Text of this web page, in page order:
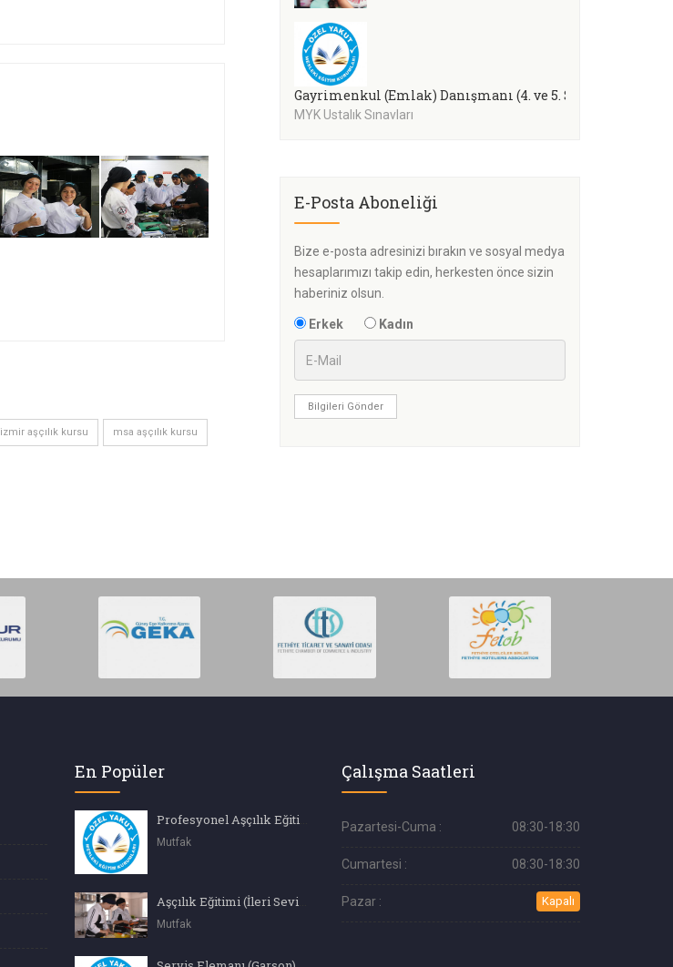
izmir aşçılık kursu msa aşçılık kursu
Gayrimenkul (Emlak) Danışmanı (4. ve 5. Seviye)
MYK Ustalık Sınavları
E-Posta Aboneliği
Bize e-posta adresinizi bırakın ve sosyal medya
hesaplarımızı takip edin, herkesten önce sizin
haberiniz olsun.
Erkek Kadın
Bilgileri Gönder
En Popüler
Mutfak
Mutfak
Çalışma Saatleri
Pazartesi-Cuma : 08:30-18:30
Cumartesi : 08:30-18:30
Pazar : Kapalı